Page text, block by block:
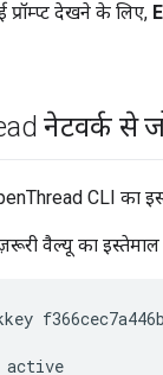
देखने के लिए,
नेटवर्क से
CLI का
वैल्यू का
active